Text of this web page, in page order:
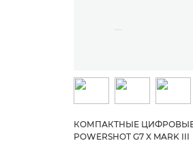
КОМПАКТНЫЕ
POWERSHOT G7 X MARK III